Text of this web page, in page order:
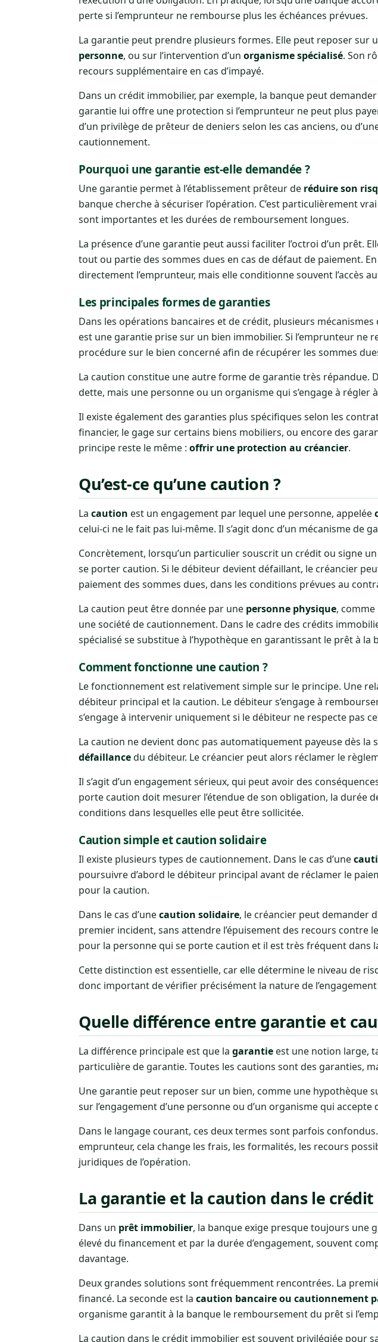
perte si l’emprunteur ne rembourse plus les échéances prévues.
La garantie peut prendre plusieurs formes. Elle peut reposer sur
personne, ou sur l’intervention d’un organisme spécialisé. Son
recours supplémentaire en cas d’impayé.
Dans un crédit immobilier, par exemple, la banque peut
garantie lui offre une protection si l’emprunteur ne peut plus
d’un privilège de prêteur de deniers selon les cas anciens, ou
cautionnement.
Pourquoi une garantie est-elle demandée ?
Une garantie permet à l’établissement prêteur de réduire son
banque cherche à sécuriser l’opération. C’est particulièrement
sont importantes et les durées de remboursement longues.
La présence d’une garantie peut aussi faciliter l’octroi d’un prêt.
tout ou partie des sommes dues en cas de défaut de paiement.
directement l’emprunteur, mais elle conditionne souvent l’accès
Les principales formes de garanties
Dans les opérations bancaires et de crédit, plusieurs
est une garantie prise sur un bien immobilier. Si l’emprunteur ne
procédure sur le bien concerné afin de récupérer les sommes
La caution constitue une autre forme de garantie très répandue.
dette, mais une personne ou un organisme qui s’engage à régler
Il existe également des garanties plus spécifiques selon les
financier, le gage sur certains biens mobiliers, ou encore des
principe reste le même : offrir une protection au créancier.
Qu’est-ce qu’une caution ?
La caution est un engagement par lequel une personne, appelée
celui-ci ne le fait pas lui-même. Il s’agit donc d’un mécanisme de
Concrètement, lorsqu’un particulier souscrit un crédit ou signe
se porter caution. Si le débiteur devient défaillant, le créancier
paiement des sommes dues, dans les conditions prévues au
La caution peut être donnée par une personne physique,
une société de cautionnement. Dans le cadre des crédits
spécialisé se substitue à l’hypothèque en garantissant le prêt à la
Comment fonctionne une caution ?
Le fonctionnement est relativement simple sur le principe. Une
débiteur principal et la caution. Le débiteur s’engage à
s’engage à intervenir uniquement si le débiteur ne respecte pas
La caution ne devient donc pas automatiquement payeuse dès
défaillancedu débiteur. Le créancier peut alors réclamer le
Il s’agit d’un engagement sérieux, qui peut avoir des
porte caution doit mesurer l’étendue de son obligation, la durée
conditions dans lesquelles elle peut être sollicitée.
Caution simple et caution solidaire
Il existe plusieurs types de cautionnement. Dans le cas d’une
poursuivre d’abord le débiteur principal avant de réclamer le
pour la caution.
Dans le cas d’unecaution solidaire, le créancier peut demander
premier incident, sans attendre l’épuisement des recours contre
pour la personne qui se porte caution et il est très fréquent dans
Cette distinction est essentielle, car elle détermine le niveau de
donc important de vérifier précisément la nature de l’engagement
Quelle différence entre garantie et
La différence principale est que la garantie est une notion large,
particulière de garantie. Toutes les cautions sont des garanties,
Une garantie peut reposer sur un bien, comme une hypothèque
sur l’engagement d’une personne ou d’un organisme qui
Dans le langage courant, ces deux termes sont parfois
emprunteur, cela change les frais, les formalités, les recours
juridiques de l’opération.
La garantie et la caution dans le
Dans un prêt immobilier, la banque exige presque toujours une
élevé du financement et par la durée d’engagement, souvent
davantage.
Deux grandes solutions sont fréquemment rencontrées. La
financé. La seconde est la caution bancaire ou cautionnement
organisme garantit à la banque le remboursement du prêt si
La caution dans le crédit immobilier est souvent privilégiée pour